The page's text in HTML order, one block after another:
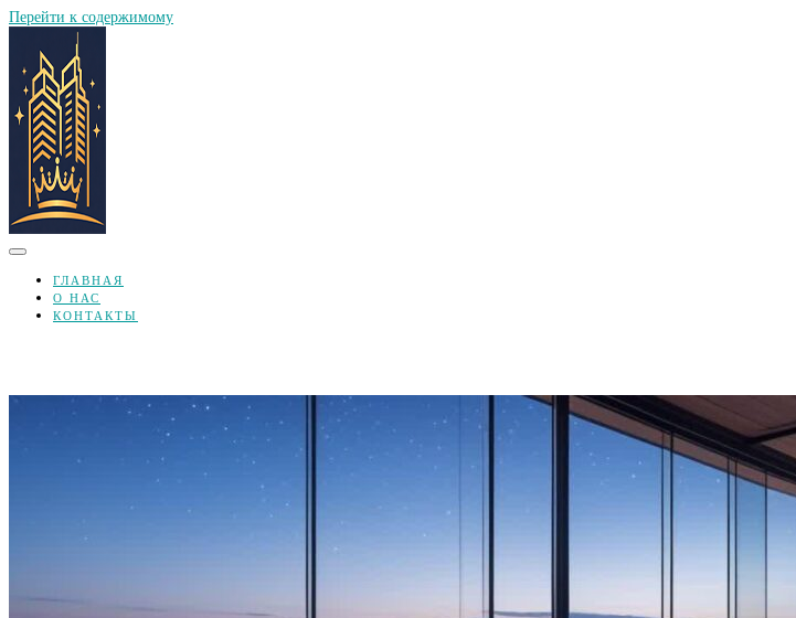
Перейти к содержимому
ГЛАВНАЯ
О НАС
КОНТАКТЫ